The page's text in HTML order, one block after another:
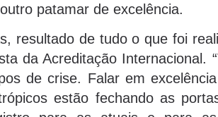
patamar de excelência.
resultado de tudo o que foi
da Acreditação Internacional.
de crise. Falar em
estão fechando as